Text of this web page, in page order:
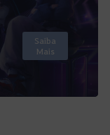
Saiba
Mais